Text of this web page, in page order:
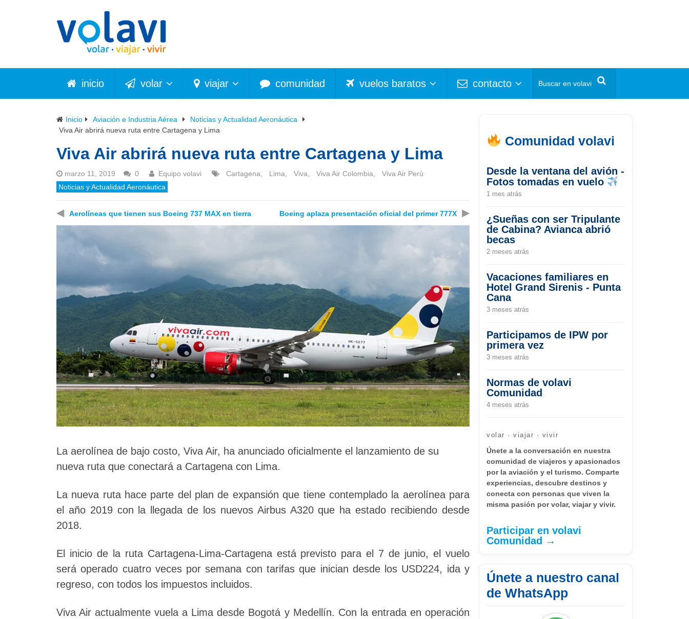
inicio volar viajar comunidad vuelos baratos contacto
Inicio Aviación e Industria Aérea
Noticias y Actualidad Aeronáutica
Viva Air abrirá nueva ruta entre Cartagena y Lima
Viva Air abrirá nueva ruta entre Cartagena y Lima
marzo 11, 2019 0 Equipo volavi Cartagena Lima Viva Viva Air Colombia
Viva Air Perú
Noticias y Actualidad Aeronáutica
◀ Aerolíneas que tienen sus Boeing 737 MAX en tierra Boeing aplaza presentación oficial del primer 777X ▶
La aerolínea de bajo costo, Viva Air, ha anunciado oficialmente el lanzamiento de su
nueva ruta que conectará a Cartagena con Lima.
La nueva ruta hace parte del plan de expansión que tiene contemplado la aerolínea para
el año 2019 con la llegada de los nuevos Airbus A320 que ha estado recibiendo desde
2018.
El inicio de la ruta Cartagena-Lima-Cartagena está previsto para el 7 de junio, el vuelo
será operado cuatro veces por semana con tarifas que inician desde los USD224, ida y
regreso, con todos los impuestos incluidos.
Viva Air actualmente vuela a Lima desde Bogotá y Medellín. Con la entrada en operación
Comunidad volavi
Desde la ventana del avión -
Fotos tomadas en vuelo
1 mes atrás
¿Sueñas con ser Tripulante
de Cabina? Avianca abrió
becas
2 meses atrás
Vacaciones familiares en
Hotel Grand Sirenis - Punta
Cana
3 meses atrás
Participamos de IPW por
primera vez
3 meses atrás
Normas de volavi
Comunidad
4 meses atrás
volar · viajar · vivir
Únete a la conversación en nuestra
comunidad de viajeros y apasionados
por la aviación y el turismo. Comparte
experiencias, descubre destinos y
conecta con personas que viven la
misma pasión por volar, viajar y vivir.
Participar en volavi
Comunidad →
Únete a nuestro canal
de WhatsApp